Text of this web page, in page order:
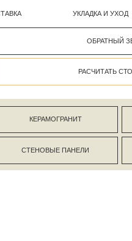
КОНТАКТЫ
УКЛАДКА И УХОД
НАШИ РАБОТЫ
ПЛИНТУС